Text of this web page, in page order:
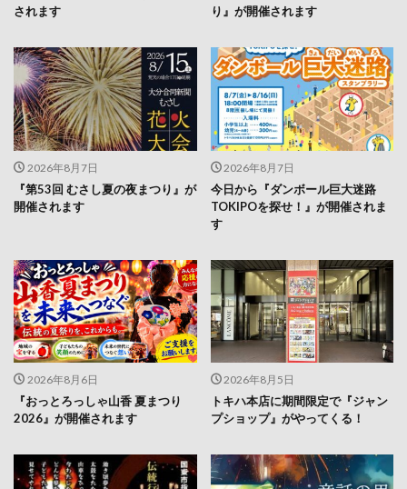
されます
り』が開催されます
2026年8月7日
『第53回 むさし夏の夜まつり』が
開催されます
2026年8月7日
今日から『ダンボール巨大迷路
TOKIPOを探せ！』が開催されま
す
2026年8月6日
『おっとろっしゃ山香 夏まつり
2026』が開催されます
2026年8月5日
トキハ本店に期間限定で『ジャン
プショップ』がやってくる！